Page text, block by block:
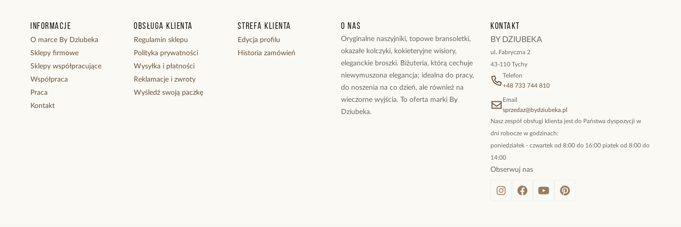
Długość naszyjnika: 37,5 cm + 6 cm łańcuszek do regulacji.
Rodzaj zapięcia: karabińczyk.
Zobacz inne produkty z kolekcji Twinkle
Informacje
O marce By Dziubeka
Sklepy firmowe
Sklepy współpracujące
Współpraca
Praca
Kontakt
Obsługa klienta
Regulamin sklepu
Polityka prywatności
Wysyłka i płatności
Reklamacje i zwroty
Wyśledź swoją paczkę
Strefa klienta
Edycja profilu
Historia zamówień
O nas
Oryginalne naszyjniki, topowe bransoletki,
okazałe kolczyki, kokieteryjne wisiory,
eleganckie broszki. Biżuteria, którą cechuje
niewymuszona elegancja; idealna do pracy,
do noszenia na co dzień, ale również na
wieczorne wyjścia. To oferta marki By
Dziubeka.
Kontakt
BY DZIUBEKA
ul. Fabryczna 2
43-110 Tychy
Telefon
+48 733 744 810
Email
sprzedaz@bydziubeka.pl
Nasz zespół obsługi klienta jest do Państwa dyspozycji w
dni robocze w godzinach:
poniedziałek - czwartek od 8:00 do 16:00 piatek od 8:00 do
14:00
Obserwuj nas